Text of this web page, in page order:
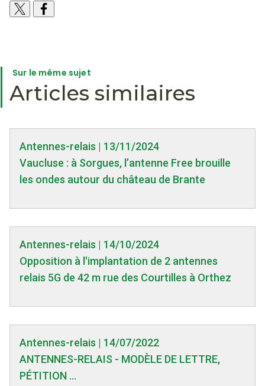
Sur le même sujet
Articles similaires
Antennes-relais | 13/11/2024
Vaucluse : à Sorgues, l’antenne Free brouille
les ondes autour du château de Brante
Antennes-relais | 14/10/2024
Opposition à l'implantation de 2 antennes
relais 5G de 42 m rue des Courtilles à Orthez
Antennes-relais | 14/07/2022
ANTENNES-RELAIS - MODÈLE DE LETTRE,
PÉTITION ...